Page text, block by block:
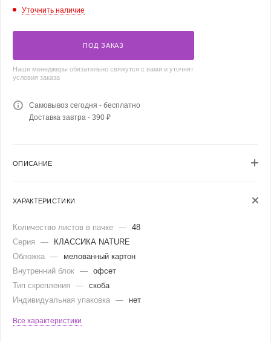
Уточнить наличие
ПОД ЗАКАЗ
Наши менеджеры обязательно свяжутся с вами и уточнят
условия заказа
Самовывоз сегодня - бесплатно
Доставка завтра - 390 ₽
ОПИСАНИЕ
ХАРАКТЕРИСТИКИ
Количество листов в пачке — 48
Серия
—
КЛАССИКА NATURE
Обложка —
мелованный картон
Внутренний блок — офсет
Тип скрепления
— скоба
Индивидуальная упаковка — нет
Все характеристики